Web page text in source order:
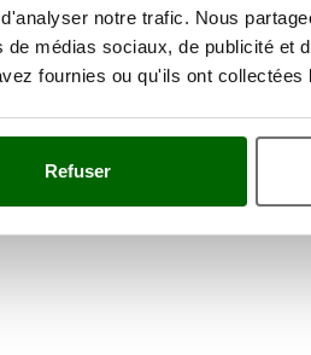
notre trafic. Nous
de médias sociaux, de publicité et
fournies ou qu'ils ont
Refuser
Emballage
Dimensions
original cm (L x l x
d’une remise